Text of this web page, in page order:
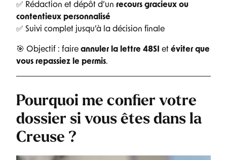
✅ Rédaction et dépôt d’un recours gracieux ou
contentieux personnalisé
✅ Suivi complet jusqu’à la décision finale
🎯 Objectif : faire annuler la lettre 48SI et éviter que
vous repassiez le permis.
Pourquoi me confier votre
dossier si vous êtes dans la
Creuse ?